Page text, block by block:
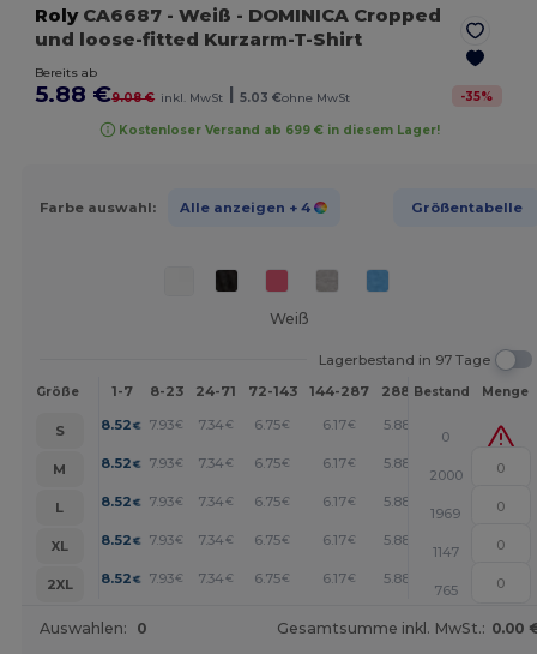
RolyCA6687 - Weiß - DOMINICA Cropped
und loose-fitted Kurzarm-T-Shirt
Bereits ab
5.88 €9.08 € inkl. MwSt | 5.03 €ohne MwSt -35%
Kostenloser Versand ab 699 € in diesem Lager!
Farbe auswahl: Alle anzeigen + 4 Größentabelle
Weiß
Lagerbestand in 97 Tage
Größe 1-7 8-23 24-71 72-143 144-287 288 + Mehr
Bestand Menge
S 8.52 € 7.93€ 7.34€ 6.75€ 6.17€ 5.88 +
0
M
8.52 € 7.93€ 7.34€ 6.75€ 6.17€ 5.88 +
2000
L
8.52 € 7.93€ 7.34€ 6.75€ 6.17€ 5.88 +
1969
XL
8.52 € 7.93€ 7.34€ 6.75€ 6.17€ 5.88 +
1147
2XL
8.52 € 7.93€ 7.34€ 6.75€ 6.17€ 5.88 +
765
Auswahlen: 0 Gesamtsumme inkl. MwSt.: 0.00